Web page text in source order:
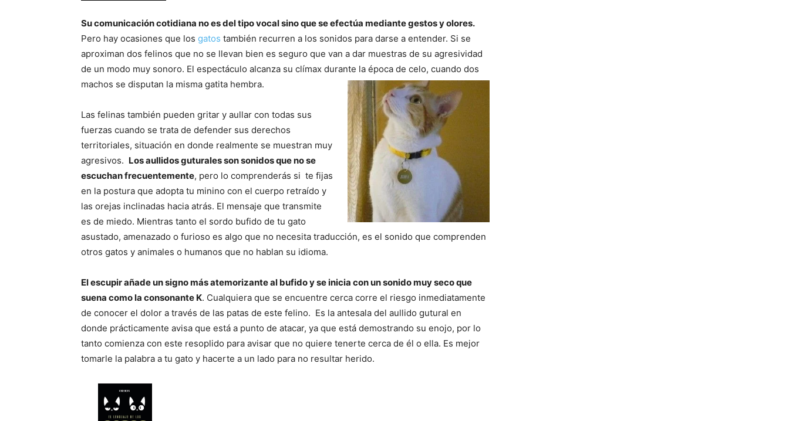
Fotos
Gatos
Su comunicación cotidiana no es del tipo vocal sino que se efectúa mediante gestos y olores.
Pero hay ocasiones que los gatos también recurren a los sonidos para darse a entender. Si se
aproximan dos felinos que no se llevan bien es seguro que van a dar muestras de su agresividad
de un modo muy sonoro. El espectáculo alcanza su clímax durante la época de celo, cuando dos
machos se disputan la misma gatita hembra.
Las felinas también pueden gritar y aullar con todas sus
fuerzas cuando se trata de defender sus derechos
territoriales, situación en donde realmente se muestran muy
agresivos. Los aullidos guturales son sonidos que no se
escuchan frecuentemente, pero lo comprenderás si te fijas
en la postura que adopta tu minino con el cuerpo retraído y
las orejas inclinadas hacia atrás. El mensaje que transmite
es de miedo. Mientras tanto el sordo bufido de tu gato
asustado, amenazado o furioso es algo que no necesita traducción, es el sonido que comprenden
otros gatos y animales o humanos que no hablan su idioma.
El escupir añade un signo más atemorizante al bufido y se inicia con un sonido muy seco que
suena como la consonante K. Cualquiera que se encuentre cerca corre el riesgo inmediatamente
de conocer el dolor a través de las patas de este felino. Es la antesala del aullido gutural en
donde prácticamente avisa que está a punto de atacar, ya que está demostrando su enojo, por lo
tanto comienza con este resoplido para avisar que no quiere tenerte cerca de él o ella. Es mejor
tomarle la palabra a tu gato y hacerte a un lado para no resultar herido.